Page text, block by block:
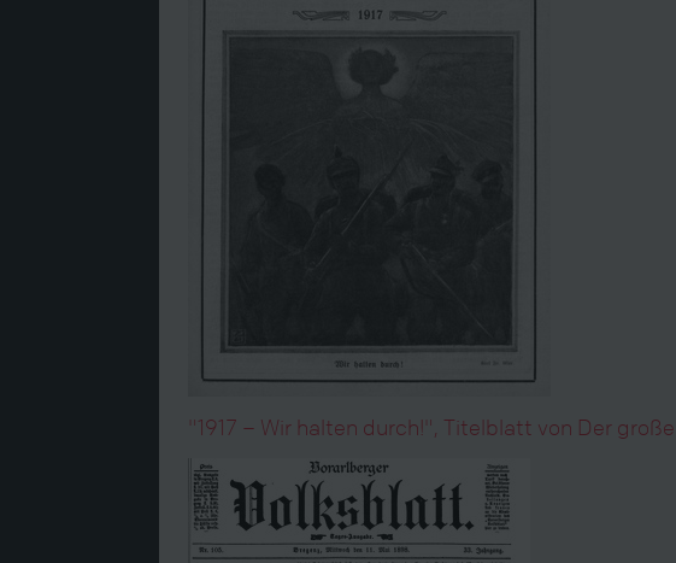
"1917 – Wir halten durch!", Titelblatt von Der